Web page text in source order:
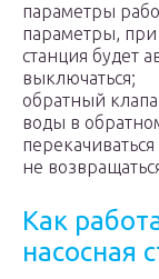
параметры
параметры,
станция будет
выключаться;
обратный
воды в
не
Как
насосная